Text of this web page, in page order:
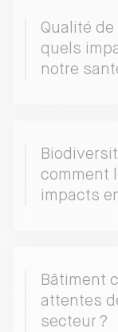
Qualité
quels
notre
comment
impacts
Bâtiment
attentes
secteur ?